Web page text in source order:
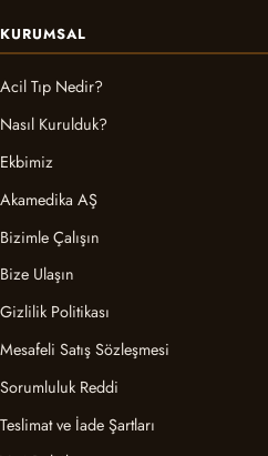
KURUMSAL
Acil Tıp Nedir?
Nasıl Kurulduk?
Ekbimiz
Akamedika AŞ
Bizimle Çalışın
Bize Ulaşın
Gizlilik Politikası
Mesafeli Satış Sözleşmesi
Sorumluluk Reddi
Teslimat ve İade Şartları